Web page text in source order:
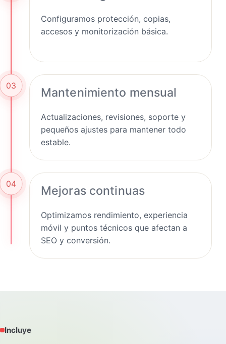
Configuramos protección, copias,
accesos y monitorización básica.
03 Mantenimiento mensual
Actualizaciones, revisiones, soporte y
pequeños ajustes para mantener todo
estable.
04 Mejoras continuas
Optimizamos rendimiento, experiencia
móvil y puntos técnicos que afectan a
SEO y conversión.
Incluye